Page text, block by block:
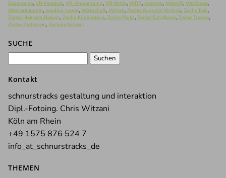
Experience, VR Headset, VR-Anwendung, VR-Brille, WDR, weather, WebVR, Weißkaue,
Westerkappeln, winding tower, Wirtschaft, Witten, Zeche Auguste Victoria, Zeche Erin,
Zeche Heinrich Robert, Zeche Königsborn, Zeche Pluto, Zeche Schafberg, Zeche Trappe,
Zeche Zollverein, Zechensterben.
SUCHE
Kontakt
schnurstracks gestaltung und interaktion
Dipl.-Fotoing. Chris Witzani
Köln am Rhein
+49 1575 876 524 7
info_at_schnurstracks_de
THEMEN